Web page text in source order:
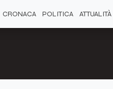
CRONACA POLITICA ATTUALITÀ